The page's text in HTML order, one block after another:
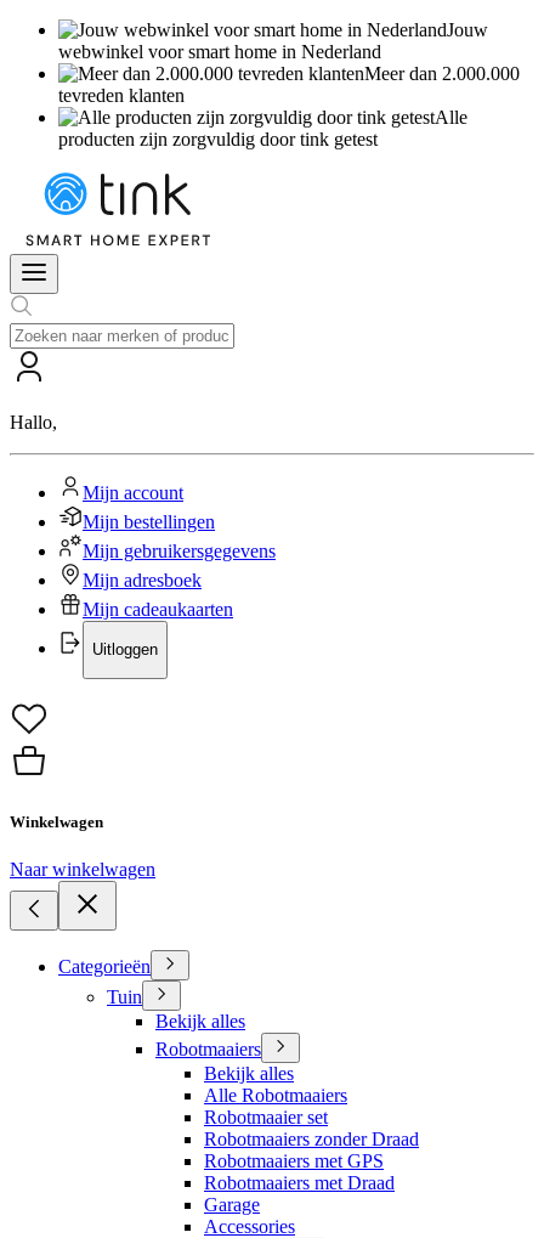
Jouw
webwinkel voor smart home in Nederland
Meer dan 2.000.000
tevreden klanten
Alle
producten zijn zorgvuldig door tink getest
Hallo,
Mijn account
Mijn bestellingen
Mijn gebruikersgegevens
Mijn adresboek
Mijn cadeaukaarten
Uitloggen
Winkelwagen
Naar winkelwagen
Categorieën
Tuin
Bekijk alles
Robotmaaiers
Bekijk alles
Alle Robotmaaiers
Robotmaaier set
Robotmaaiers zonder Draad
Robotmaaiers met GPS
Robotmaaiers met Draad
Garage
Accessories